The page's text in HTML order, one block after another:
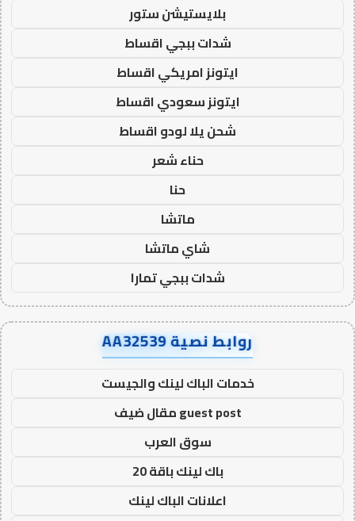
بلايستيشن ستور
شدات ببجي اقساط
ايتونز امريكي اقساط
ايتونز سعودي اقساط
شحن يلا لودو اقساط
حناء شعر
حنا
ماتشا
شاي ماتشا
شدات ببجي تمارا
روابط نصية AA32539
خدمات الباك لينك والجيست
guest post مقال ضيف
سوق العرب
باك لينك باقة 20
اعلانات الباك لينك